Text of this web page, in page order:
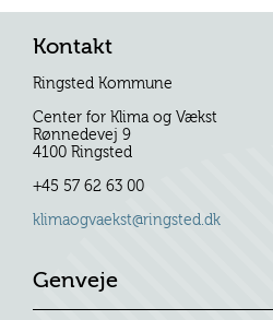
Kontakt
Ringsted Kommune
Center for Klima og Vækst
Rønnedevej 9
4100 Ringsted
+45 57 62 63 00
klimaogvaekst@ringsted.dk
Genveje